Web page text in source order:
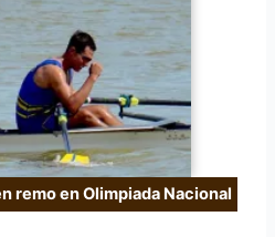
remo en Olimpiada Nacional